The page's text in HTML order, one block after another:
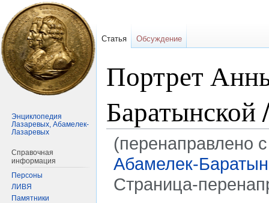
Портрет
(перенаправлено
Абамелек-
Страница-
Статья Обсуждение
Энциклопедия
Лазаревых, Абамелек-
Лазаревых
Справочная
информация
Персоны
ЛИВЯ
Памятники